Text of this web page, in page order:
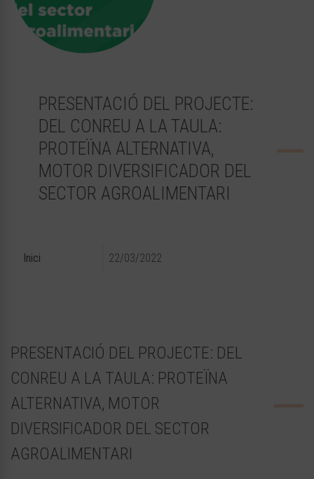
PRESENTACIÓ DEL PROJECTE:
DEL CONREU A LA TAULA:
PROTEÏNA ALTERNATIVA,
MOTOR DIVERSIFICADOR DEL
SECTOR AGROALIMENTARI
Inici 22/03/2022
PRESENTACIÓ DEL PROJECTE: DEL
CONREU A LA TAULA: PROTEÏNA
ALTERNATIVA, MOTOR
DIVERSIFICADOR DEL SECTOR
AGROALIMENTARI